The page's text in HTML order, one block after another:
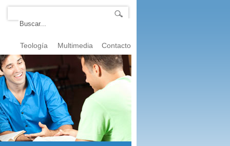
Teología Multimedia Contacto